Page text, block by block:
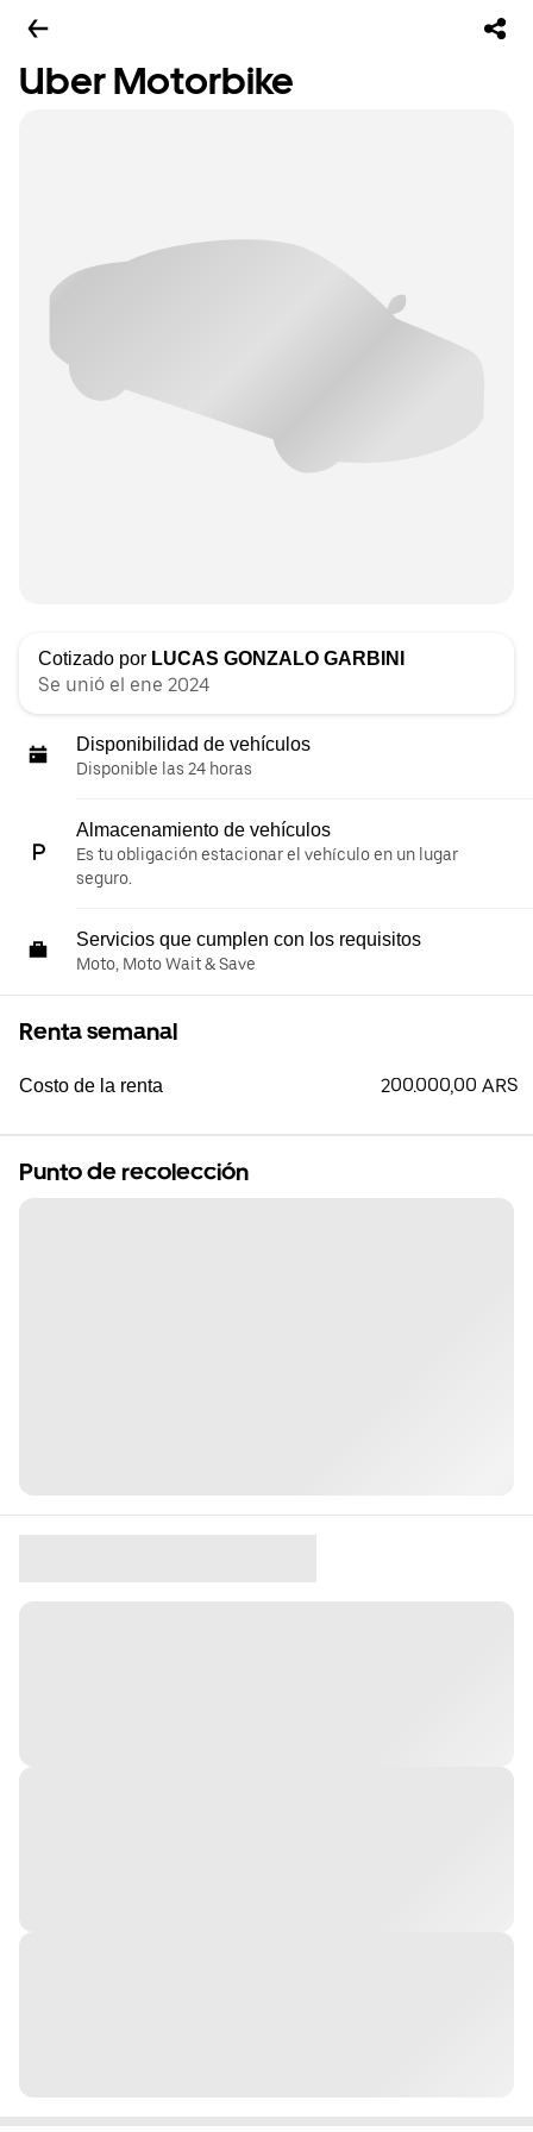
Uber Motorbike
Cotizado por LUCAS GONZALO GARBINI
Se unió el ene 2024
Disponibilidad de vehículos
Disponible las 24 horas
Almacenamiento de vehículos
Es tu obligación estacionar el vehículo en un lugar
seguro.
Servicios que cumplen con los requisitos
Moto, Moto Wait & Save
Renta semanal
Costo de la renta 200.000,00 ARS
Punto de recolección